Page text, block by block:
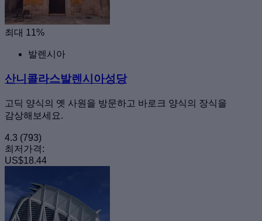
최대 11%
발렌시아
산니콜라스발렌시아성당
고딕 양식의 옛 사원을 방문하고 바로크 양식의 장식을
감상해보세요.
4.3 (793)
최저가격:
US$18.44